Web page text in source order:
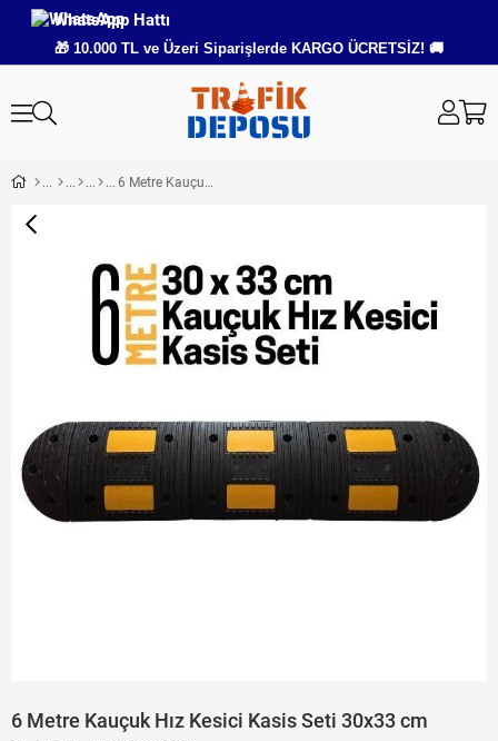
WhatsApp Hattı
🎁 10.000 TL ve Üzeri Siparişlerde KARGO ÜCRETSİZ! 🚚
6 Metre Kauçuk Hız Kesici Kasis Seti 30x33 cm
6 Metre Kauçuk Hız Kesici Kasis Seti 30x33 cm